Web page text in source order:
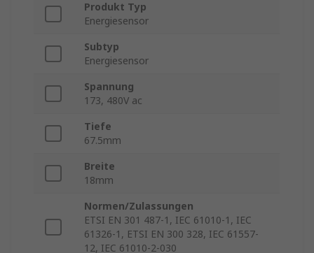
Produkt Typ
Energiesensor
Subtyp
Energiesensor
Spannung
173, 480V ac
Tiefe
67.5mm
Breite
18mm
Normen/Zulassungen
ETSI EN 301 487-1, IEC 61010-1, IEC
61326-1, ETSI EN 300 328, IEC 61557-
12, IEC 61010-2-030